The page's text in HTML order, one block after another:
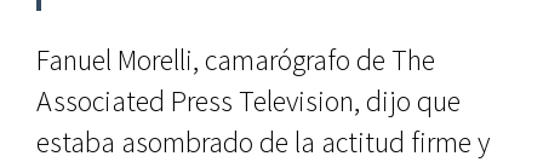
Fanuel Morelli, camarógrafo de The
Associated Press Television, dijo que
estaba asombrado de la actitud firme y